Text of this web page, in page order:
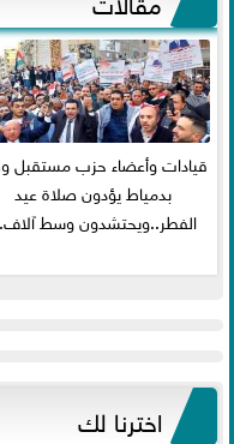
قيادات وأعضاء حزب مستقبل
بدمياط يؤدون صلاة عيد
الفطر..ويحتشدون وسط
اخترنا لك